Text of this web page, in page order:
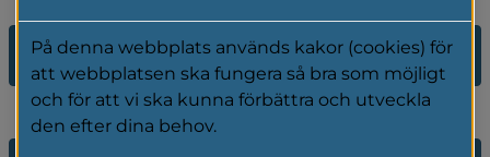
2026
På denna webbplats används kakor (cookies) för
att webbplatsen ska fungera så bra som möjligt
och för att vi ska kunna förbättra och utveckla
den efter dina behov.